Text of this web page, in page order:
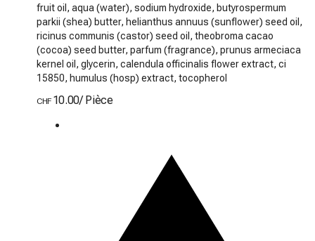
fruit oil, aqua (water), sodium hydroxide, butyrospermum
parkii (shea) butter, helianthus annuus (sunflower) seed oil,
ricinus communis (castor) seed oil, theobroma cacao
(cocoa) seed butter, parfum (fragrance), prunus armeciaca
kernel oil, glycerin, calendula officinalis flower extract, ci
15850, humulus (hosp) extract, tocopherol
CHF 10.00/ Pièce